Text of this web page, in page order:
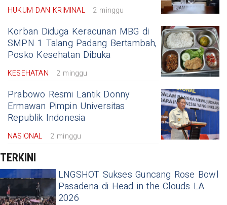
HUKUM DAN KRIMINAL 2 minggu
Korban Diduga Keracunan MBG di
SMPN 1 Talang Padang Bertambah,
Posko Kesehatan Dibuka
KESEHATAN 2 minggu
Prabowo Resmi Lantik Donny
Ermawan Pimpin Universitas
Republik Indonesia
NASIONAL 2 minggu
TERKINI
LNGSHOT Sukses Guncang Rose Bowl
Pasadena di Head in the Clouds LA
2026